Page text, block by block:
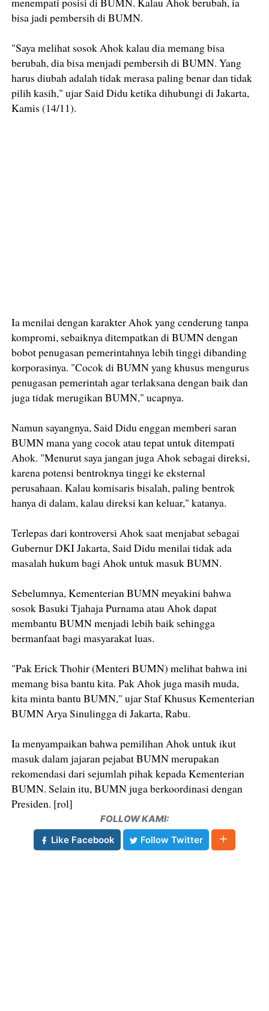
bisa jadi pembersih di BUMN.
"Saya melihat sosok Ahok kalau dia memang bisa
berubah, dia bisa menjadi pembersih di BUMN. Yang
harus diubah adalah tidak merasa paling benar dan tidak
pilih kasih," ujar Said Didu ketika dihubungi di Jakarta,
Kamis (14/11).
Ia menilai dengan karakter Ahok yang cenderung tanpa
kompromi, sebaiknya ditempatkan di BUMN dengan
bobot penugasan pemerintahnya lebih tinggi dibanding
korporasinya. "Cocok di BUMN yang khusus mengurus
penugasan pemerintah agar terlaksana dengan baik dan
juga tidak merugikan BUMN," ucapnya.
Namun sayangnya, Said Didu enggan memberi saran
BUMN mana yang cocok atau tepat untuk ditempati
Ahok. "Menurut saya jangan juga Ahok sebagai direksi,
karena potensi bentroknya tinggi ke eksternal
perusahaan. Kalau komisaris bisalah, paling bentrok
hanya di dalam, kalau direksi kan keluar," katanya.
Terlepas dari kontroversi Ahok saat menjabat sebagai
Gubernur DKI Jakarta, Said Didu menilai tidak ada
masalah hukum bagi Ahok untuk masuk BUMN.
Sebelumnya, Kementerian BUMN meyakini bahwa
sosok Basuki Tjahaja Purnama atau Ahok dapat
membantu BUMN menjadi lebih baik sehingga
bermanfaat bagi masyarakat luas.
"Pak Erick Thohir (Menteri BUMN) melihat bahwa ini
memang bisa bantu kita. Pak Ahok juga masih muda,
kita minta bantu BUMN," ujar Staf Khusus Kementerian
BUMN Arya Sinulingga di Jakarta, Rabu.
Ia menyampaikan bahwa pemilihan Ahok untuk ikut
masuk dalam jajaran pejabat BUMN merupakan
rekomendasi dari sejumlah pihak kepada Kementerian
BUMN. Selain itu, BUMN juga berkoordinasi dengan
Presiden. [rol]
FOLLOW KAMI:
Like Facebook
Follow Twitter